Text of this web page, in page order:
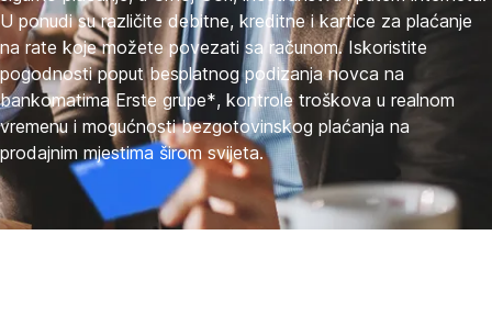
U ponudi su različite debitne, kreditne i kartice za plaćanje
na rate koje možete povezati sa računom. Iskoristite
pogodnosti poput besplatnog podizanja novca na
bankomatima Erste grupe*, kontrole troškova u realnom
vremenu i mogućnosti bezgotovinskog plaćanja na
prodajnim mjestima širom svijeta.